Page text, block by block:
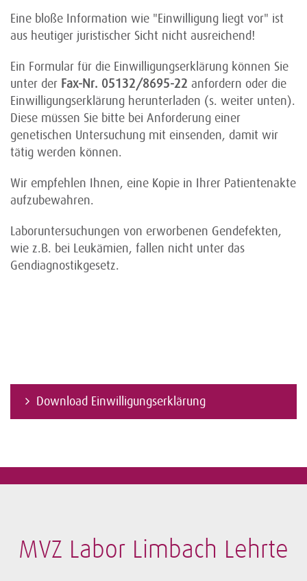
Eine bloße Information wie "Einwilligung liegt vor" ist
aus heutiger juristischer Sicht nicht ausreichend!
Ein Formular für die Einwilligungserklärung können Sie
unter der Fax-Nr. 05132/8695-22 anfordern oder die
Einwilligungserklärung herunterladen (s. weiter unten).
Diese müssen Sie bitte bei Anforderung einer
genetischen Untersuchung mit einsenden, damit wir
tätig werden können.
Wir empfehlen Ihnen, eine Kopie in Ihrer Patientenakte
aufzubewahren.
Laboruntersuchungen von erworbenen Gendefekten,
wie z.B. bei Leukämien, fallen nicht unter das
Gendiagnostikgesetz.
Download Einwilligungserklärung
MVZ Labor Limbach Lehrte